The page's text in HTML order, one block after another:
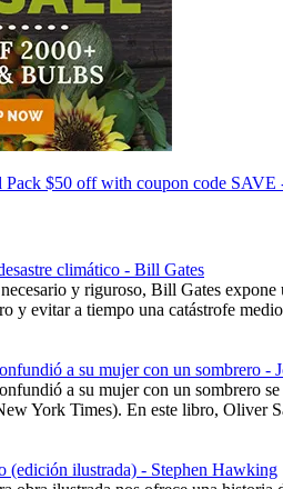
climático - Bill Gates
y riguroso, Bill Gates
y evitar a tiempo una catástrofe
a su mujer con un sombrero
a su mujer con un sombrero
York Times). En este libro, Oliver
(edición ilustrada) - Stephen Hawking